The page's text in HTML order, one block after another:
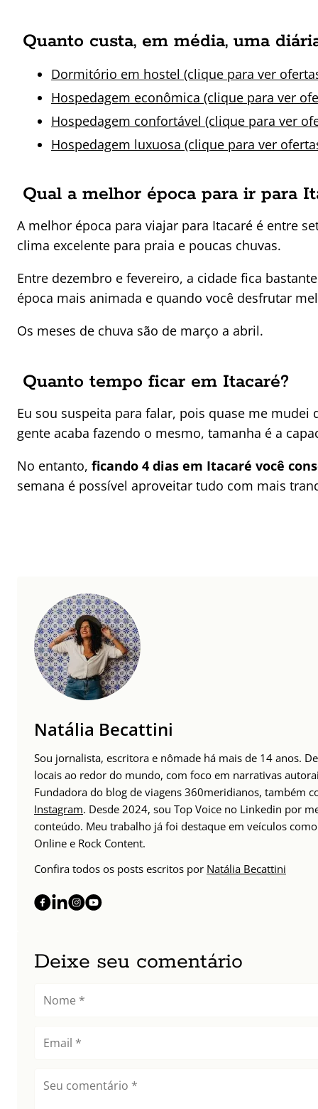
Quanto custa, em média, uma
Dormitório em hostel (clique para ver
Hospedagem econômica (clique para ver
Hospedagem confortável (clique para ver
Hospedagem luxuosa (clique para ver
Qual a melhor época para ir para
A melhor época para viajar para Itacaré é entre
clima excelente para praia e poucas chuvas.
Entre dezembro e fevereiro, a cidade fica
época mais animada e quando você desfrutar
Os meses de chuva são de março a abril.
Quanto tempo ficar em Itacaré?
Eu sou suspeita para falar, pois quase me mudei
gente acaba fazendo o mesmo, tamanha é a
No entanto, ficando 4 dias em Itacaré você
semana é possível aproveitar tudo com mais
Natália Becattini
Sou jornalista, escritora e nômade há mais de 14 anos.
locais ao redor do mundo, com foco em narrativas
Fundadora do blog de viagens 360meridianos, também
Instagram. Desde 2024, sou Top Voice no Linkedin por
conteúdo. Meu trabalho já foi destaque em veículos
Online e Rock Content.
Confira todos os posts escritos por Natália Becattini
Deixe seu comentário